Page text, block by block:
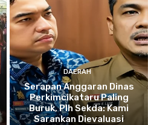
DAERAH
Serapan Anggaran Dinas
Perkimcikataru Paling
Buruk, Plh Sekda: Kami
Sarankan Dievaluasi